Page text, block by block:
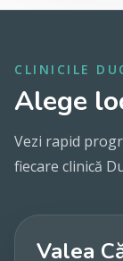
CLINICILE
Alege
Vezi rapid
fiecare clinică
Valea